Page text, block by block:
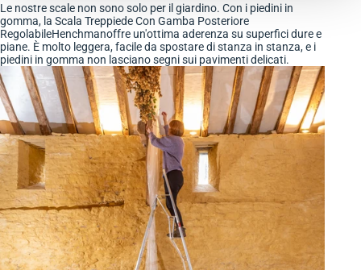
Le nostre scale non sono solo per il giardino. Con i piedini in
gomma, la Scala Treppiede Con Gamba Posteriore
RegolabileHenchmanoffre un'ottima aderenza su superfici dure e
piane. È molto leggera, facile da spostare di stanza in stanza, e i
piedini in gomma non lasciano segni sui pavimenti delicati.